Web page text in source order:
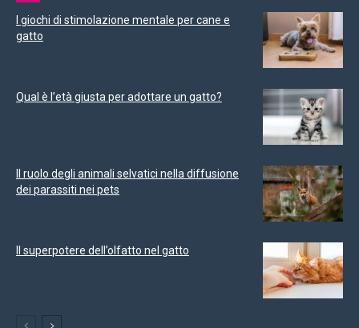
I giochi di stimolazione mentale per cane e
gatto
Qual è l’età giusta per adottare un gatto?
Il ruolo degli animali selvatici nella diffusione
dei parassiti nei pets
Il superpotere dell’olfatto nel gatto